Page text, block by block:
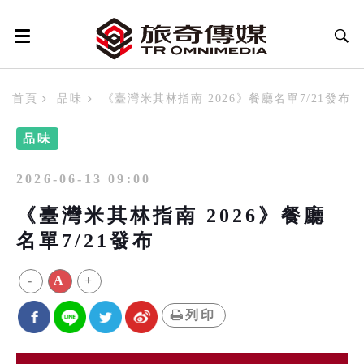
首頁 品味 《臺灣米其林指南 2026》餐廳名單7/21發布
品味
2026-06-13 09:00
《臺灣米其林指南 2026》餐廳
名單7/21發布
- A +
列印